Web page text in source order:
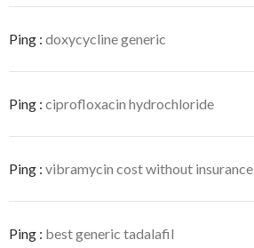
Ping : doxycycline generic
Ping : ciprofloxacin hydrochloride
Ping : vibramycin cost without insurance
Ping : best generic tadalafil